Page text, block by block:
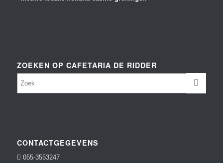
ZOEKEN OP CAFETARIA DE RIDDER
CONTACTGEGEVENS
 055-3553247